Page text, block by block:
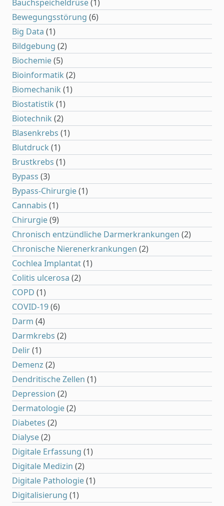
Bauchspeicheldrüse(1)
Bewegungsstörung (6)
Big Data (1)
Bildgebung (2)
Biochemie(5)
Bioinformatik (2)
Biomechanik (1)
Biostatistik (1)
Biotechnik (2)
Blasenkrebs (1)
Blutdruck (1)
Brustkrebs (1)
Bypass (3)
Bypass-Chirurgie(1)
Cannabis (1)
Chirurgie(9)
Chronisch entzündliche Darmerkrankungen (2)
Chronische Nierenerkrankungen (2)
Cochlea Implantat(1)
Colitis ulcerosa (2)
COPD (1)
COVID-19(6)
Darm (4)
Darmkrebs (2)
Delir(1)
Demenz (2)
Dendritische Zellen (1)
Depression (2)
Dermatologie(2)
Diabetes (2)
Dialyse(2)
Digitale Erfassung (1)
Digitale Medizin (2)
Digitale Pathologie(1)
Digitalisierung (1)